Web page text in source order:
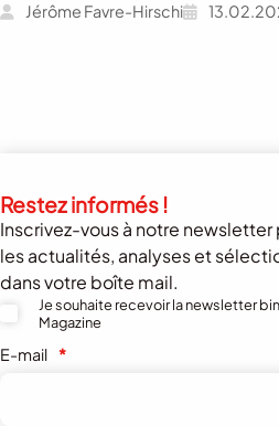
Jérôme Favre-Hirschi
Restez informés !
Inscrivez-vous à notre
les actualités, analyses et
dans votre boîte mail.
Je souhaite recevoir la newsletter
Magazine
E-mail *